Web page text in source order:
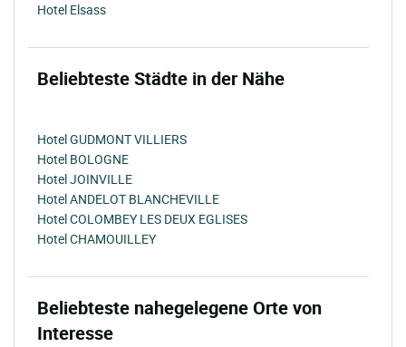
Hotel Elsass
Beliebteste Städte in der Nähe
Hotel GUDMONT VILLIERS
Hotel BOLOGNE
Hotel JOINVILLE
Hotel ANDELOT BLANCHEVILLE
Hotel COLOMBEY LES DEUX EGLISES
Hotel CHAMOUILLEY
Beliebteste nahegelegene Orte von
Interesse